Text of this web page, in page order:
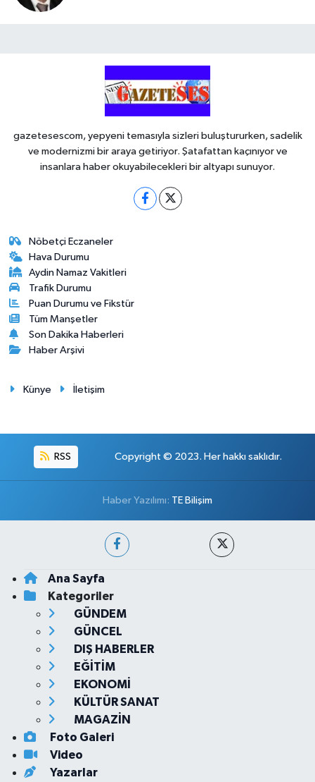
gazetesescom, yepyeni temasıyla sizleri buluştururken, sadelik
ve modernizmi bir araya getiriyor. Şatafattan kaçınıyor ve
insanlara haber okuyabilecekleri bir altyapı sunuyor.
Nöbetçi Eczaneler
Hava Durumu
Aydin Namaz Vakitleri
Trafik Durumu
Puan Durumu ve Fikstür
Tüm Manşetler
Son Dakika Haberleri
Haber Arşivi
Künye İletişim
RSS Copyright © 2023. Her hakkı saklıdır.
Haber Yazılımı: TE Bilişim
Ana Sayfa
Kategoriler
GÜNDEM
GÜNCEL
DIŞ HABERLER
EĞİTİM
EKONOMİ
KÜLTÜR SANAT
MAGAZİN
Foto Galeri
Video
Yazarlar